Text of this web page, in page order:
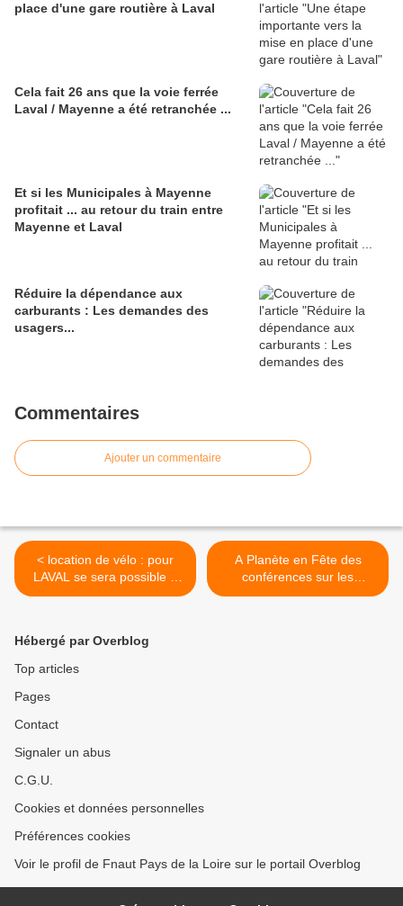
place d'une gare routière à Laval
Cela fait 26 ans que la voie ferrée
Laval / Mayenne a été retranchée ...
Et si les Municipales à Mayenne
profitait ... au retour du train entre
Mayenne et Laval
Réduire la dépendance aux
carburants : Les demandes des
usagers...
Commentaires
Ajouter un commentaire
< location de vélo : pour
LAVAL se sera possible à
partir du mois de juin 2007
A Planète en Fête des
conférences sur les
transports publics de qualité
Hébergé par Overblog
Top articles
Pages
Contact
Signaler un abus
C.G.U.
Cookies et données personnelles
Préférences cookies
Voir le profil de Fnaut Pays de la Loire sur le portail Overblog